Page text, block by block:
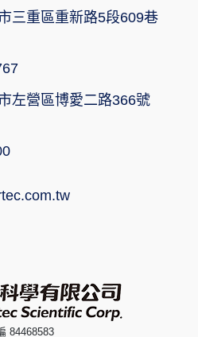
三重區重新路5段609巷
左營區博愛二路366號
84468583